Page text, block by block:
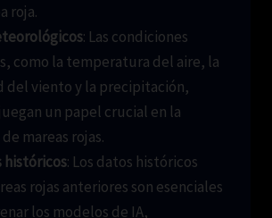
roja.
: Las condiciones
como la temperatura del aire, la
del viento y la precipitación,
un papel crucial en la
mareas rojas.
históricos: Los datos históricos
rojas anteriores son esenciales
los modelos de IA,